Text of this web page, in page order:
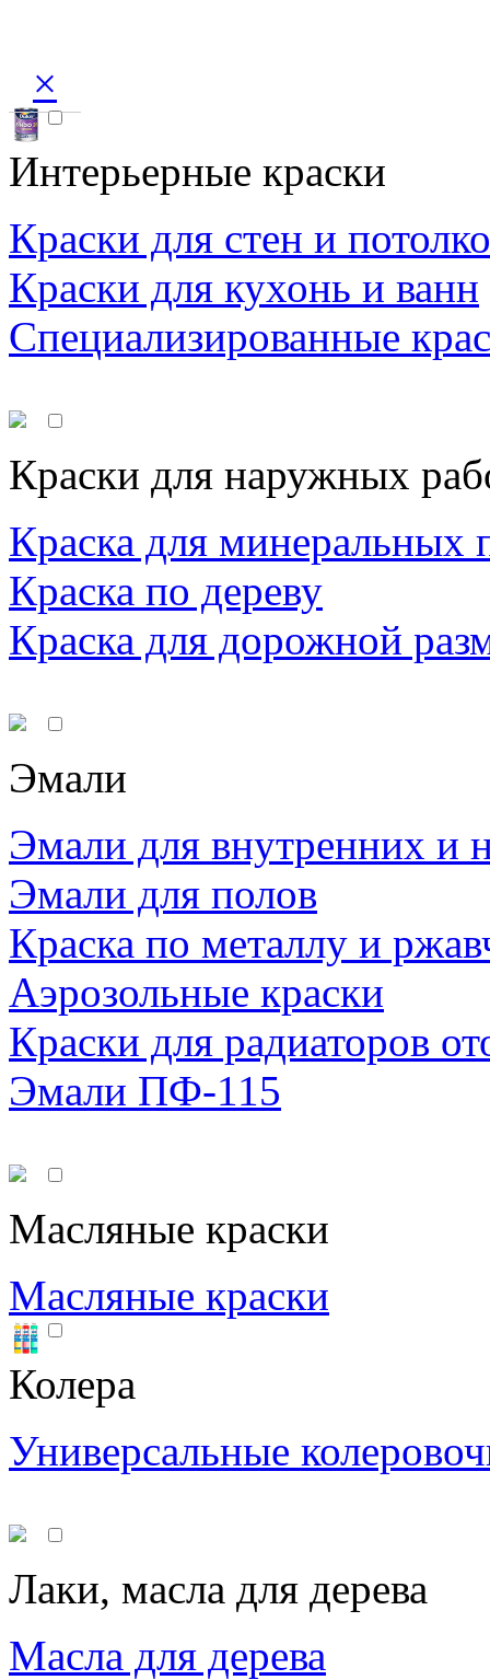
×
Интерьерные краски
Краски для стен и
Краски для кухонь и ванн
Специализированные
Краски для наружных
Краска для минеральных
Краска по дереву
Краска для дорожной
Эмали
Эмали для внутренних и
Эмали для полов
Краска по металлу и
Аэрозольные краски
Краски для радиаторов
Эмали ПФ-115
Масляные краски
Масляные краски
Колера
Универсальные
Лаки, масла для дерева
Масла для дерева